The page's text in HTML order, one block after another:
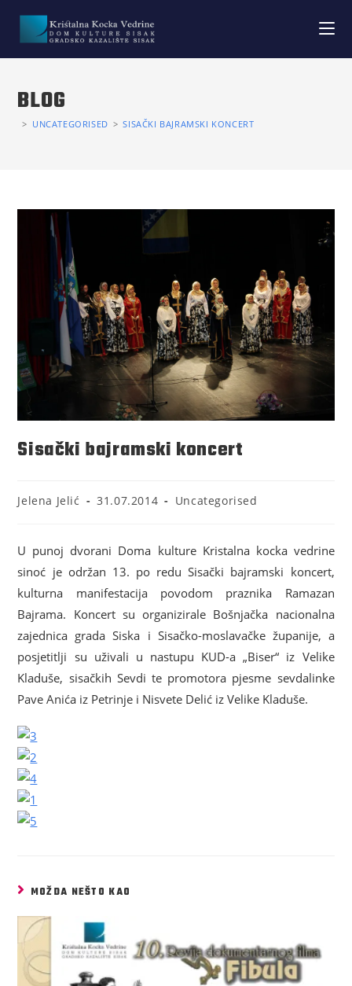
BLOG
> UNCATEGORISED > SISAČKI BAJRAMSKI KONCERT
Sisački bajramski koncert
Jelena Jelić 31.07.2014 Uncategorised
U punoj dvorani Doma kulture Kristalna kocka vedrine
sinoć je održan 13. po redu Sisački bajramski koncert,
kulturna manifestacija povodom praznika Ramazan
Bajrama. Koncert su organizirale Bošnjačka nacionalna
zajednica grada Siska i Sisačko-moslavačke županije, a
posjetitlji su uživali u nastupu KUD-a „Biser“ iz Velike
Kladuše, sisačkih Sevdi te promotora pjesme sevdalinke
Pave Anića iz Petrinje i Nisvete Delić iz Velike Kladuše.
MOŽDA NEŠTO KAO